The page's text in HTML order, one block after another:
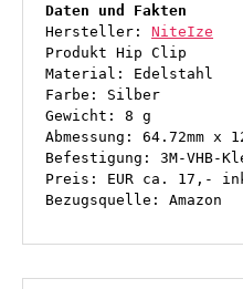
Daten und Fakten
Hersteller: NiteIze
Produkt Hip Clip
Material: Edelstahl
Farbe: Silber
Gewicht: 8 g
Abmessung: 64.72mm x
Befestigung: 3M-VHB-
Preis: EUR ca. 17,-
Bezugsquelle: Amazon